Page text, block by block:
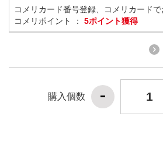
コメリカード番号登録、コメリカード
コメリポイント ： 5ポイント獲得
購入個数